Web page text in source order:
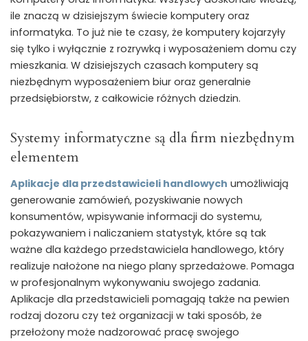
ile znaczą w dzisiejszym świecie komputery oraz
informatyka. To już nie te czasy, że komputery kojarzyły
się tylko i wyłącznie z rozrywką i wyposażeniem domu czy
mieszkania. W dzisiejszych czasach komputery są
niezbędnym wyposażeniem biur oraz generalnie
przedsiębiorstw, z całkowicie różnych dziedzin.
Systemy informatyczne są dla firm niezbędnym
elementem
Aplikacje dla przedstawicieli handlowych umożliwiają
generowanie zamówień, pozyskiwanie nowych
konsumentów, wpisywanie informacji do systemu,
pokazywaniem i naliczaniem statystyk, które są tak
ważne dla każdego przedstawiciela handlowego, który
realizuje nałożone na niego plany sprzedażowe. Pomaga
w profesjonalnym wykonywaniu swojego zadania.
Aplikacje dla przedstawicieli pomagają także na pewien
rodzaj dozoru czy też organizacji w taki sposób, że
przełożony może nadzorować pracę swojego